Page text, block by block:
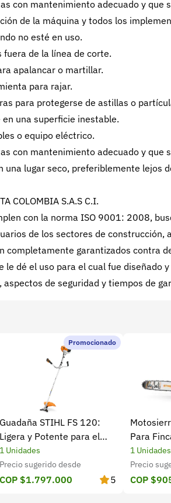
con mantenimiento adecuado y que
de la máquina y todos los
no esté en uso.
fuera de la línea de corte.
apalancar o martillar.
para rajar.
para protegerse de astillas o
una superficie inestable.
o equipo eléctrico.
con mantenimiento adecuado y que
una lugar seco, preferiblemente lejos
COLOMBIA S.A.S C.I.
con la norma ISO 9001: 2008,
de los sectores de construcción,
completamente garantizados contra
le dé el uso para el cual fue diseñado
de seguridad y tiempos de
Promocionado
Guadaña STIHL FS 120:
Ligera y Potente para el
Campo
1 Unidades
Precio sugerido desde
COP $1.797.000 5
Para
1 Unidades
Precio
COP